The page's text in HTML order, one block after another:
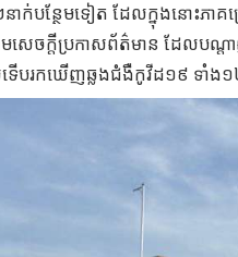
ក់បន្ថែមទៀត ដែលក្នុងនោះភាគច្
មសេចក្តីប្រកាសព័ត៌មាន ដែលបណ្
ទើបរកឃើញឆ្លងជំងឺកូវីដ១៩ ទាំង